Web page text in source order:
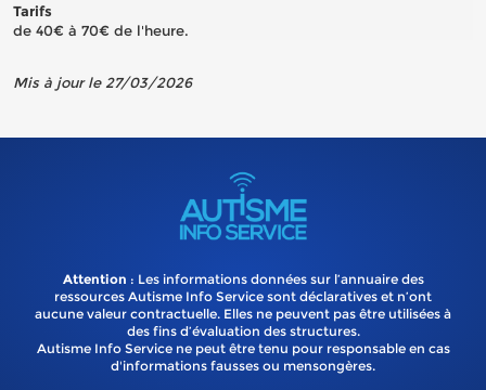
Tarifs
de 40€ à 70€ de l'heure.
Mis à jour le 27/03/2026
Attention : Les informations données sur l’annuaire des
ressources Autisme Info Service sont déclaratives et n’ont
aucune valeur contractuelle. Elles ne peuvent pas être utilisées à
des fins d’évaluation des structures.
Autisme Info Service ne peut être tenu pour responsable en cas
d'informations fausses ou mensongères.